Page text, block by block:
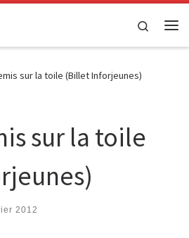
Search
sur la toile (Billet Inforjeunes)
sur la toile
2012